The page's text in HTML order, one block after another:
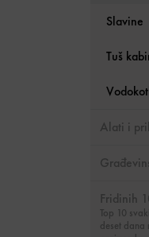
Slavine
Tuš
Alati i
Fridinih
–
Top 10
deset dana